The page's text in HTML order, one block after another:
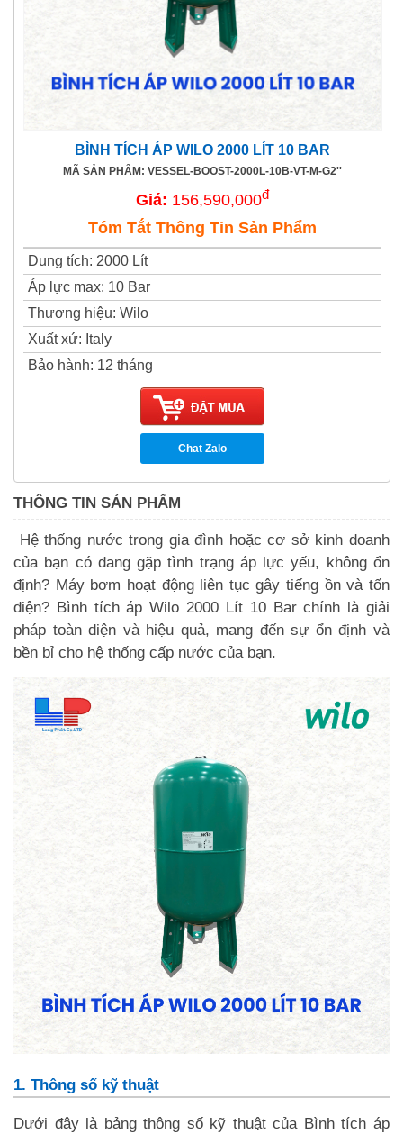
BÌNH TÍCH ÁP WILO 2000 LÍT 10 BAR
MÃ SẢN PHẨM: VESSEL-BOOST-2000L-10B-VT-M-G2''
Giá: 156,590,000đ
Tóm Tắt Thông Tin Sản Phẩm
Dung tích: 2000 Lít
Áp lực max: 10 Bar
Thương hiệu: Wilo
Xuất xứ: Italy
Bảo hành: 12 tháng
Chat Zalo
THÔNG TIN SẢN PHẨM
Hệ thống nước trong gia đình hoặc cơ sở kinh doanh
của bạn có đang gặp tình trạng áp lực yếu, không ổn
định? Máy bơm hoạt động liên tục gây tiếng ồn và tốn
điện? Bình tích áp Wilo 2000 Lít 10 Bar chính là giải
pháp toàn diện và hiệu quả, mang đến sự ổn định và
bền bỉ cho hệ thống cấp nước của bạn.
1. Thông số kỹ thuật
Dưới đây là bảng thông số kỹ thuật của Bình tích áp